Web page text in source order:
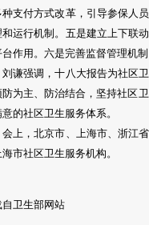
种支付方式改革，引导参保人
和运行机制。五是建立上下联
台作用。六是完善监督管理机
强调，十八大报告为社区卫
防为主、防治结合，坚持社区
的社区卫生服务体系。
，北京市、上海市、浙江省
海市社区卫生服务机构。
自卫生部网站